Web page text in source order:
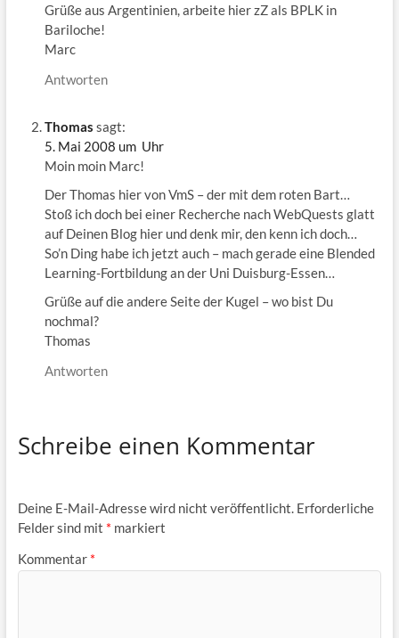
Grüße aus Argentinien, arbeite hier zZ als BPLK in
Bariloche!
Marc
Antworten
Thomas sagt:
5. Mai 2008 um Uhr
Moin moin Marc!
Der Thomas hier von VmS – der mit dem roten Bart…
Stoß ich doch bei einer Recherche nach WebQuests glatt
auf Deinen Blog hier und denk mir, den kenn ich doch…
So’n Ding habe ich jetzt auch – mach gerade eine Blended
Learning-Fortbildung an der Uni Duisburg-Essen…
Grüße auf die andere Seite der Kugel – wo bist Du
nochmal?
Thomas
Antworten
Schreibe einen Kommentar
Deine E-Mail-Adresse wird nicht veröffentlicht. Erforderliche
Felder sind mit * markiert
Kommentar *